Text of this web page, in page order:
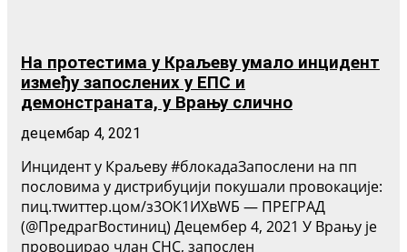
На протестима у Краљеву умало инцидент
између запослених у ЕПС и
демонстраната, у Врању слично
децембар 4, 2021
Инцидент у Краљеву #блокадаЗапослени на пп
пословима у дистрибуцији покушали провокације:
пиц.тwиттер.цом/з3ОК1ИХвWБ — ПРЕГРАД
(@ПредрагВостиниц) Децембер 4, 2021 У Врању је
провоцирао члан СНС, запослен